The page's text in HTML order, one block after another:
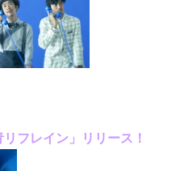
フレイン」リリース！